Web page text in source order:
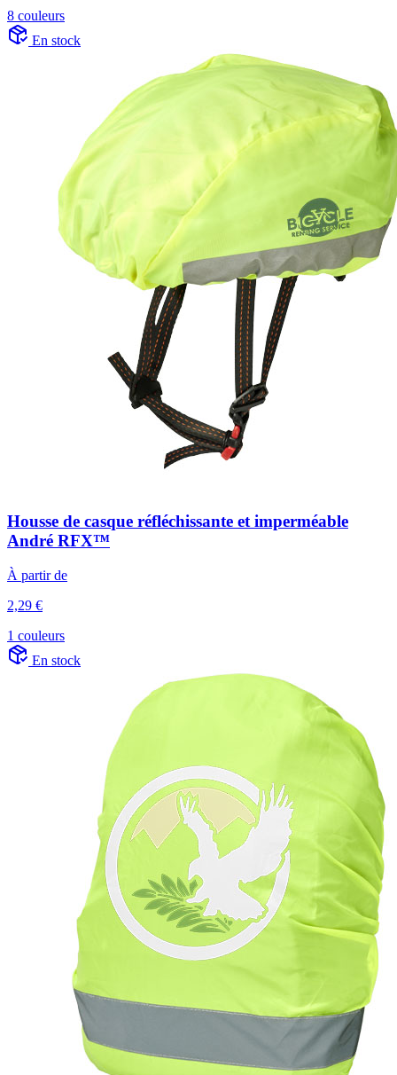
8 couleurs
En stock
Housse de casque réfléchissante et imperméable
André RFX™
À partir de
2,29 €
1 couleurs
En stock